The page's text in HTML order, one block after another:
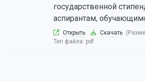
государственной
аспирантам,
Открыть Скачать
Тип файла: pdf